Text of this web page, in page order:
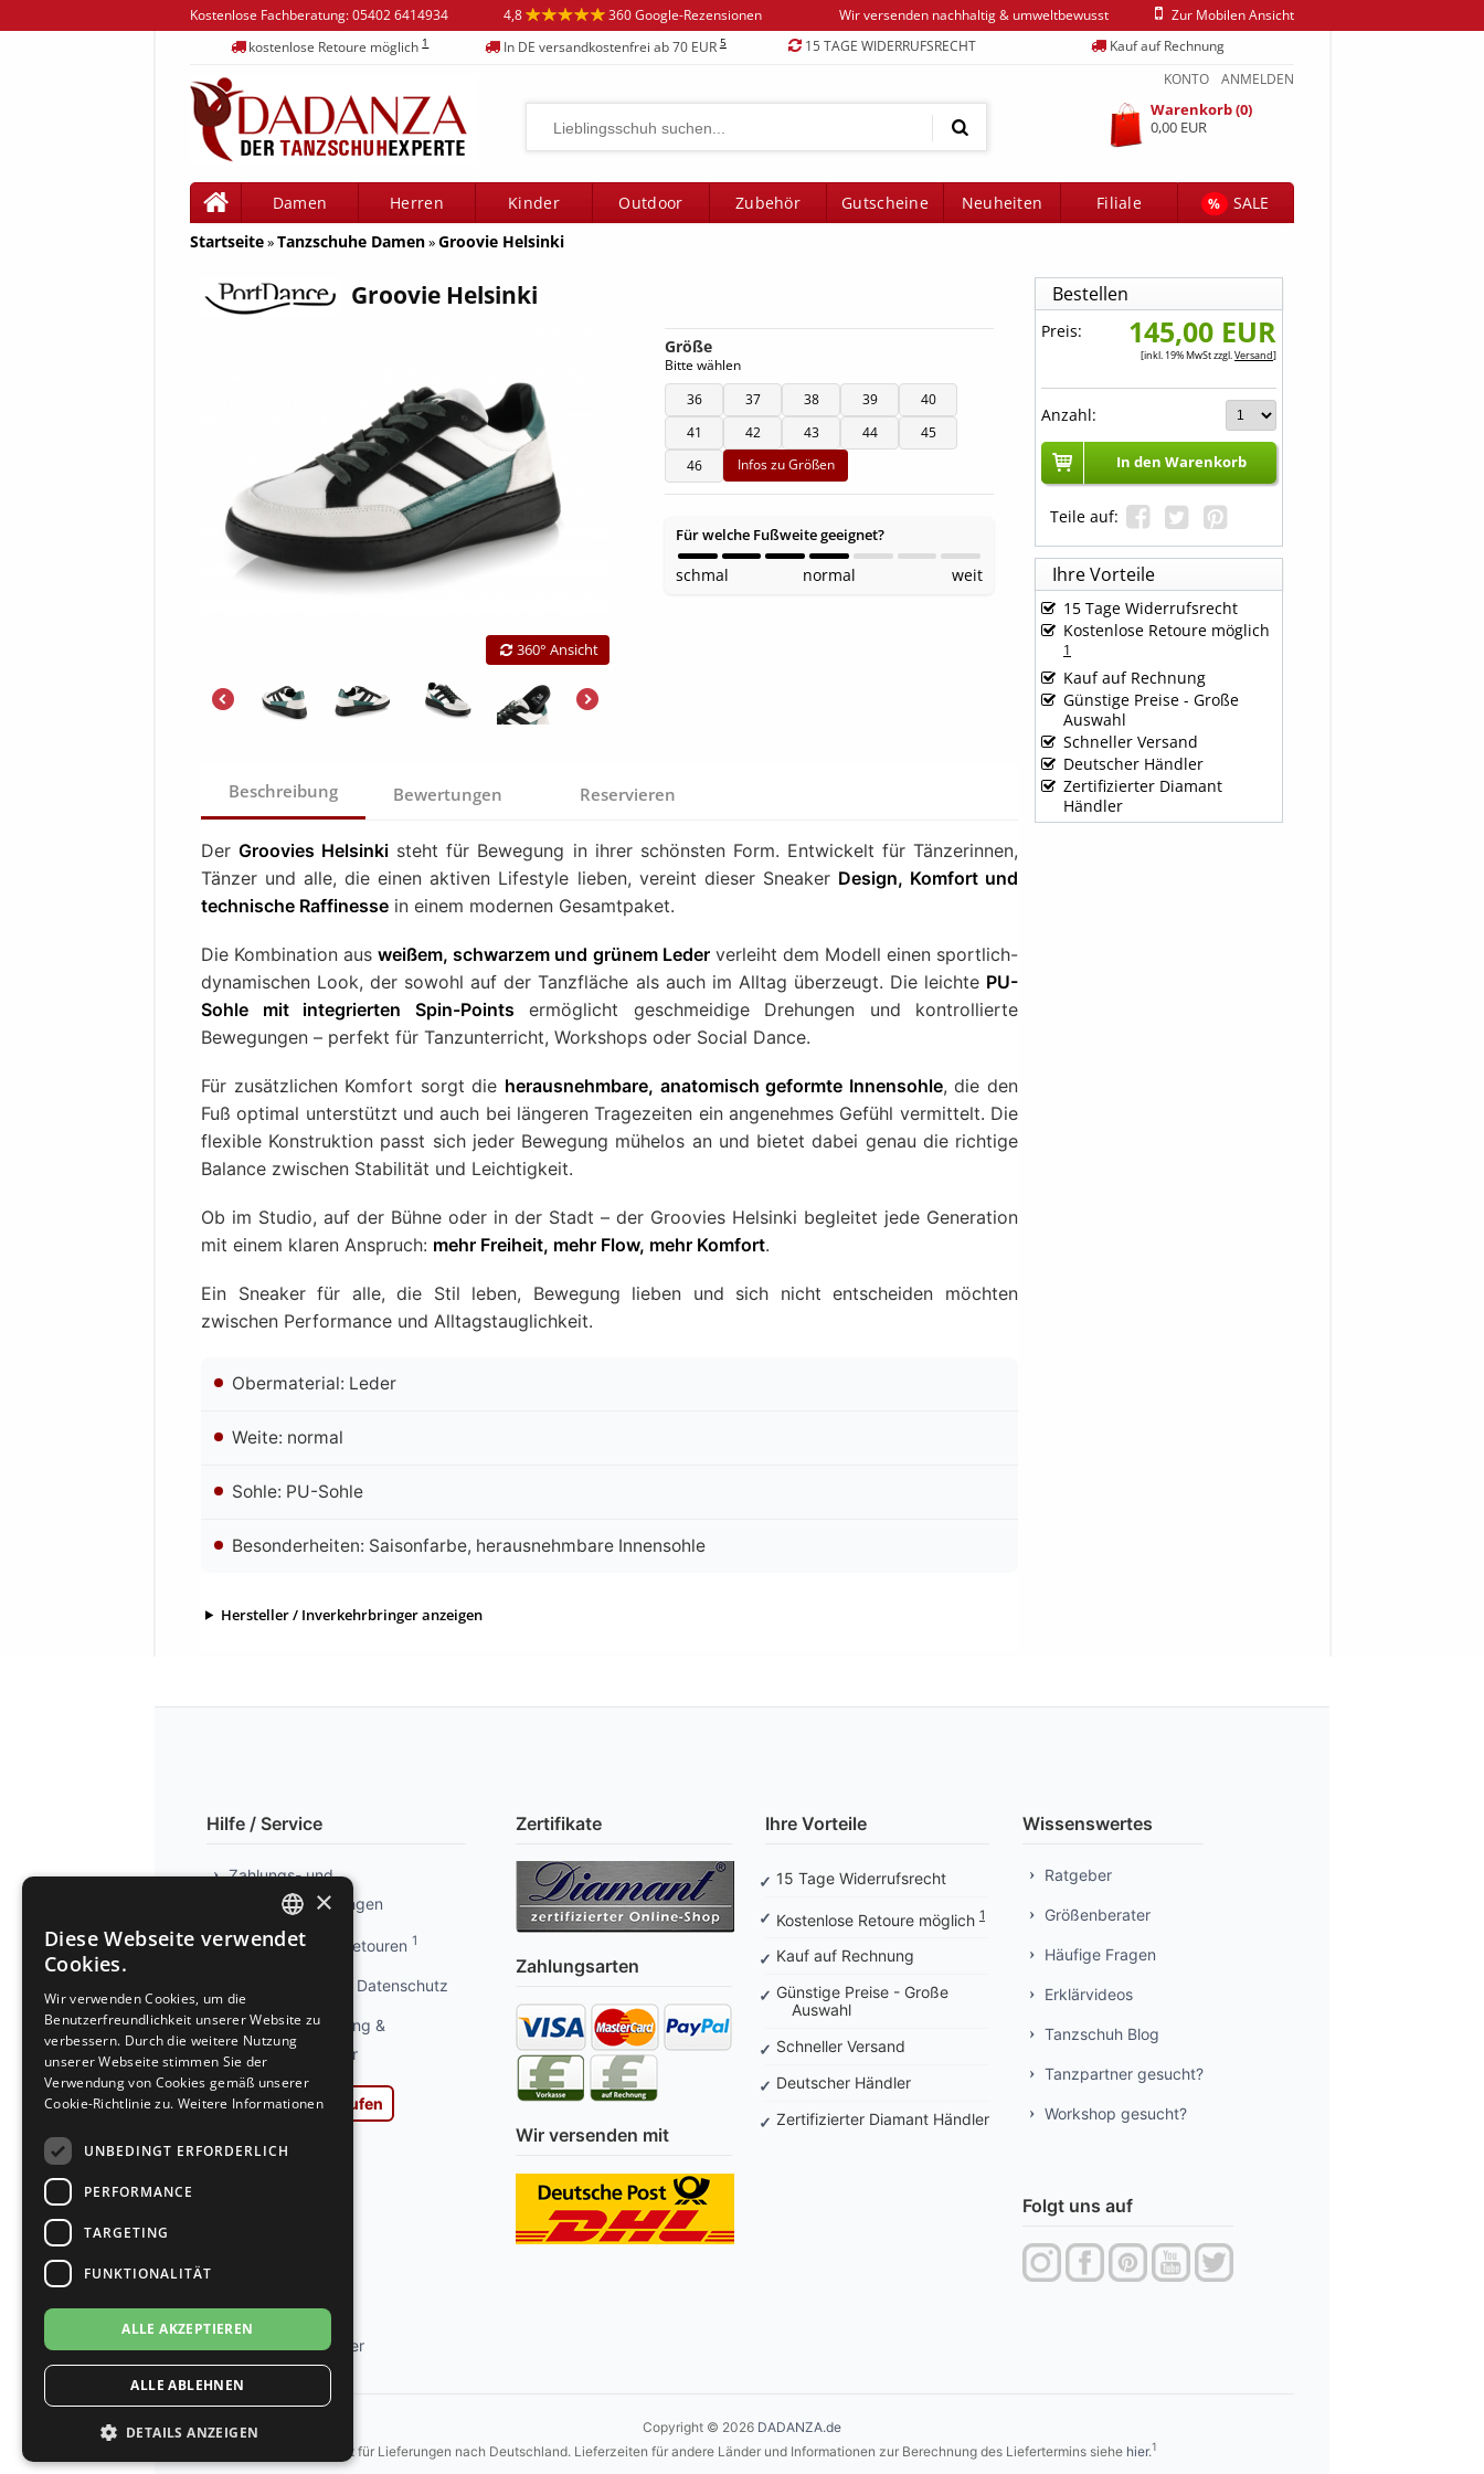
4,8 360 Google-Rezensionen Wir versenden nachhaltig & umweltbewusst
Kostenlose Fachberatung:05402 6414934
Zur Mobilen Ansicht
kostenlose Retoure möglich1 In DE versandkostenfrei ab 70 EUR5 15 TAGE WIDERRUFSRECHT
Kauf auf Rechnung
ANMELDEN
KONTO
Warenkorb (0)
0,00 EUR
Damen Herren Kinder Outdoor Zubehör Gutscheine Neuheiten Filiale %
SALE
Startseite»Tanzschuhe Damen»Groovie Helsinki
Groovie Helsinki
360° Ansicht
Größe
Bitte wählen
36
37 38 39
40
41
42 43 44
45
46
Infos zu Größen
Für welche Fußweite geeignet?
schmal normal weit
Beschreibung Bewertungen Reservieren
DerGroovies Helsinki steht für Bewegung in ihrer schönsten Form. Entwickelt für Tänzerinnen,
Tänzer und alle, die einen aktiven Lifestyle lieben, vereint dieser Sneaker Design, Komfort und
technische Raffinesse in einem modernen Gesamtpaket.
Die Kombination ausweißem, schwarzem und grünem Lederverleiht dem Modell einen sportlich-
dynamischen Look, der sowohl auf der Tanzfläche als auch im Alltag überzeugt. Die leichte PU-
Sohle mit integrierten Spin-Points ermöglicht geschmeidige Drehungen und kontrollierte
Bewegungen – perfekt für Tanzunterricht, Workshops oder Social Dance.
Für zusätzlichen Komfort sorgt die herausnehmbare, anatomisch geformte Innensohle, die den
Fuß optimal unterstützt und auch bei längeren Tragezeiten ein angenehmes Gefühl vermittelt. Die
flexible Konstruktion passt sich jeder Bewegung mühelos an und bietet dabei genau die richtige
Balance zwischen Stabilität und Leichtigkeit.
Ob im Studio, auf der Bühne oder in der Stadt – der Groovies Helsinki begleitet jede Generation
mit einem klaren Anspruch: mehr Freiheit, mehr Flow, mehr Komfort.
Ein Sneaker für alle, die Stil leben, Bewegung lieben und sich nicht entscheiden möchten
zwischen Performance und Alltagstauglichkeit.
Obermaterial: Leder
Weite: normal
Sohle: PU-Sohle
Besonderheiten: Saisonfarbe, herausnehmbare Innensohle
Hersteller / Inverkehrbringer anzeigen
Bestellen
Preis: 145,00 EUR
[inkl. 19% MwSt zzgl.Versand]
Anzahl:
In den Warenkorb
Teile auf:
Ihre Vorteile
15 Tage Widerrufsrecht
Kostenlose Retoure möglich
1
Kauf auf Rechnung
Günstige Preise - Große
Auswahl
Schneller Versand
Deutscher Händler
Zertifizierter Diamant
Händler
Hilfe / Service
Zahlungs- und
Versandbedingungen
Info kostenlose Retouren 1
Privatsphäre und Datenschutz
Widerrufsbelehrung &
Widerrufsformular
Vertrag widerrufen
AGB
Jobs
Tanzschuh Berater
Zertifikate
Zahlungsarten
Wir versenden mit
Ihre Vorteile
15 Tage Widerrufsrecht
Kostenlose Retoure möglich 1
Kauf auf Rechnung
Günstige Preise - Große
Auswahl
Schneller Versand
Deutscher Händler
Zertifizierter Diamant Händler
Wissenswertes
Ratgeber
Größenberater
Häufige Fragen
Erklärvideos
Tanzschuh Blog
Tanzpartner gesucht?
Workshop gesucht?
Folgt uns auf
Copyright © 2026 DADANZA.de
*Gilt für Lieferungen nach Deutschland. Lieferzeiten für andere Länder und Informationen zur Berechnung des Liefertermins siehe hier.1
GERMAN
×
Diese Webseite verwendet
Cookies.
Wir verwenden Cookies, um die
Benutzerfreundlichkeit unserer Website zu
verbessern. Durch die weitere Nutzung
unserer Webseite stimmen Sie der
Verwendung von Cookies gemäß unserer
Cookie-Richtlinie zu. Weitere Informationen
UNBEDINGT ERFORDERLICH
PERFORMANCE
TARGETING
FUNKTIONALITÄT
ALLE AKZEPTIEREN
ALLE ABLEHNEN
DETAILS ANZEIGEN